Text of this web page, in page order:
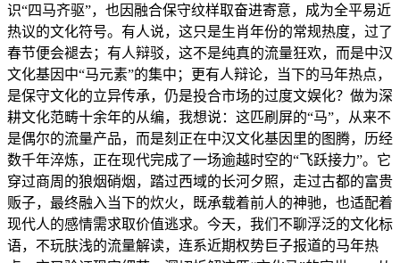
识“四马齐驱”，也因融合保守纹样取奋进寄意，成为全平易近
热议的文化符号。有人说，这只是生肖年份的常规热度，过了
春节便会褪去；有人辩驳，这不是纯真的流量狂欢，而是中汉
文化基因中“马元素”的集中；更有人辩论，当下的马年热点，
是保守文化的立异传承，仍是投合市场的过度文娱化？做为深
耕文化范畴十余年的从编，我想说：这匹刷屏的“马”，从来不
是偶尔的流量产品，而是刻正在中汉文化基因里的图腾，历经
数千年淬炼，正在现代完成了一场逾越时空的“飞跃接力”。它
穿过商周的狼烟硝烟，踏过西域的长河夕照，走过古都的富贵
贩子，最终融入当下的炊火，既承载着前人的神驰，也适配着
现代人的感情需求取价值逃求。今天，我们不聊浮泛的文化标
语，不玩肤浅的流量解读，连系近期权势巨子报道的马年热